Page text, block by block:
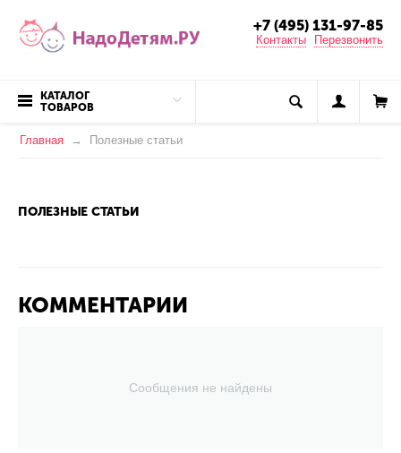
+7 (495) 131-97-85
Контакты Перезвонить
КАТАЛОГ
ТОВАРОВ
Главная Полезные статьи
ПОЛЕЗНЫЕ СТАТЬИ
КОММЕНТАРИИ
Сообщения не найдены